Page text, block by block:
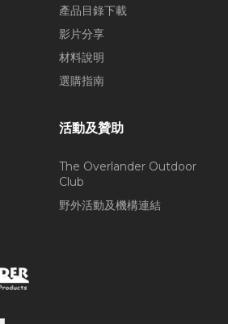
產品目錄下載
影片分享
材料說明
選購指南
活動及贊助
The Overlander Outdoor
Club
野外活動及機構連結